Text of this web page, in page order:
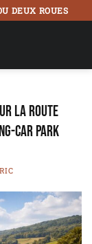
DEUX ROUES
la Route
Car Park